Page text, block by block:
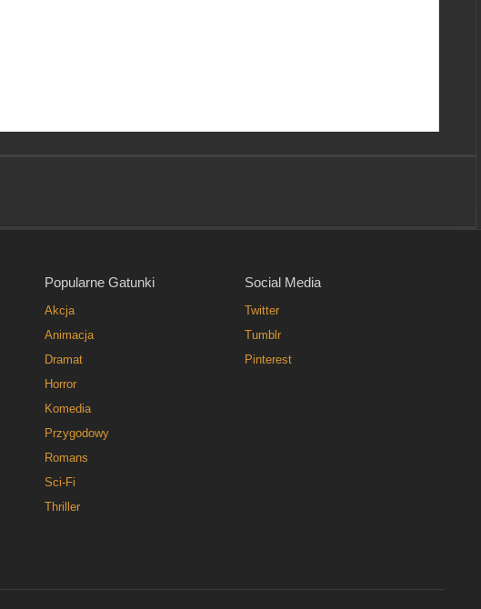
Popularne Gatunki
Akcja
Animacja
Dramat
Horror
Komedia
Przygodowy
Romans
Sci-Fi
Thriller
Social Media
Twitter
Tumblr
Pinterest